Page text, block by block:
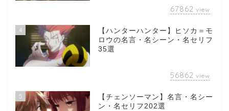
67862 view
4
【ハンターハンター】ヒソカ＝モ
ロウの名言・名シーン・名セリフ
35選
56862 view
5
【チェンソーマン】名言・名シー
ン・名セリフ202選